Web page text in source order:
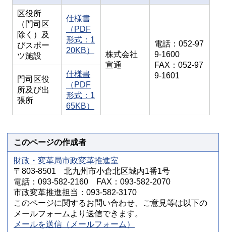
区役所
（門司区
除く）及
びスポー
ツ施設
仕様書
（PDF
形式：1
20KB）
株式会社
宣通
電話：052-97
9-1600
FAX：052-97
9-1601
門司区役
所及び出
張所
仕様書
（PDF
形式：1
65KB）
このページの作成者
財政・変革局市政変革推進室
〒803-8501 北九州市小倉北区城内1番1号
電話：093-582-2160 FAX：093-582-2070
市政変革推進担当：093-582-3170
このページに関するお問い合わせ、ご意見等は以下の
メールフォームより送信できます。
メールを送信（メールフォーム）